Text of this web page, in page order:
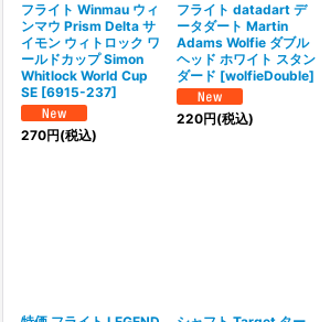
フライト Winmau ウィ
ンマウ Prism Delta サ
イモン ウィトロック ワ
ールドカップ Simon
Whitlock World Cup
SE [6915-237]
270円(税込)
フライト datadart デ
ータダート Martin
Adams Wolfie ダブル
ヘッド ホワイト スタン
ダード [wolfieDouble]
220円(税込)